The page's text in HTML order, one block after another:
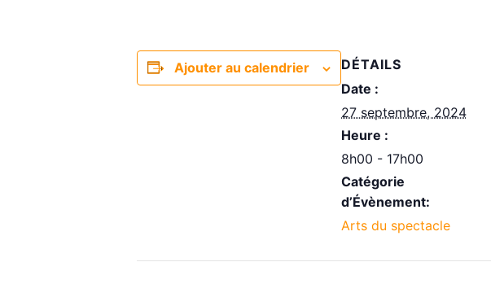
Ajouter au calendrier
DÉTAILS
Date :
27 septembre, 2024
Heure :
8h00 - 17h00
Catégorie
d’Évènement:
Arts du spectacle